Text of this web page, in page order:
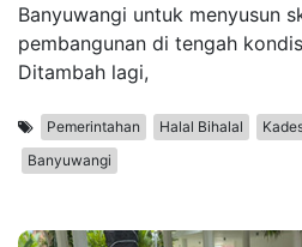
Banyuwangi untuk menyusun
pembangunan di tengah
Ditambah lagi,
Pemerintahan Halal Bihalal
Banyuwangi